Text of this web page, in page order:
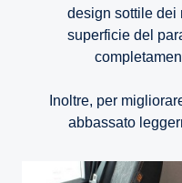
design sottile dei
superficie del
Inoltre, per
abbassato